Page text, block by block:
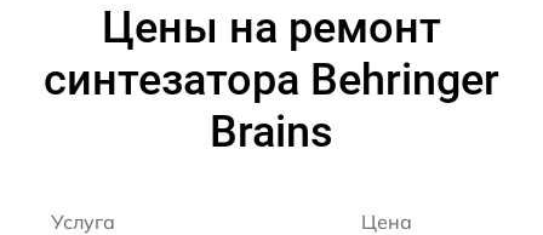
Цены на ремонт
синтезатора Behringer
Brains
Услуга Цена